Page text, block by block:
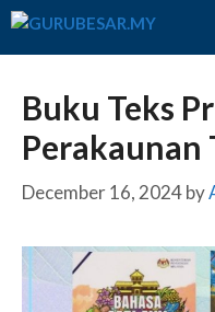
Skip
Buku Teks
December 16, 2024by